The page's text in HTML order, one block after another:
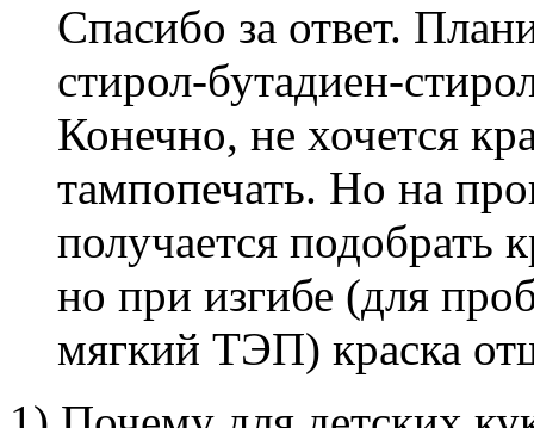
Спасибо за ответ.
стирол-бутадиен-
Конечно, не хочется
тампопечать. Но на
получается подобрать
но при изгибе (для
мягкий ТЭП) краска